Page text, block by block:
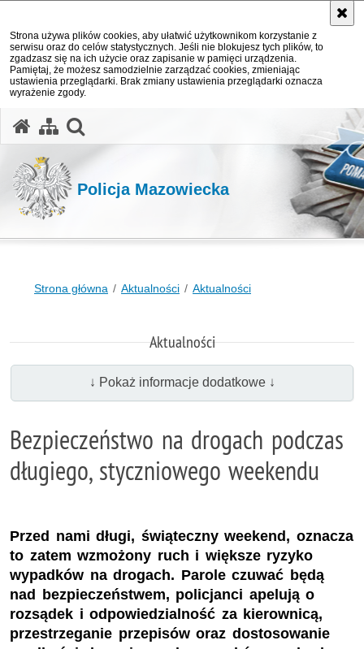
Strona używa plików cookies, aby ułatwić użytkownikom korzystanie z
serwisu oraz do celów statystycznych. Jeśli nie blokujesz tych plików, to
zgadzasz się na ich użycie oraz zapisanie w pamięci urządzenia.
Pamiętaj, że możesz samodzielnie zarządzać cookies, zmieniając
ustawienia przeglądarki. Brak zmiany ustawienia przeglądarki oznacza
wyrażenie zgody.
Policja Mazowiecka
Strona główna Aktualności Aktualności
Aktualności
↓ Pokaż informacje dodatkowe ↓
Bezpieczeństwo na drogach podczas
długiego, styczniowego weekendu
Przed nami długi, świąteczny weekend, oznacza
to zatem wzmożony ruch i większe ryzyko
wypadków na drogach. Parole czuwać będą
nad bezpieczeństwem, policjanci apelują o
rozsądek i odpowiedzialność za kierownicą,
przestrzeganie przepisów oraz dostosowanie